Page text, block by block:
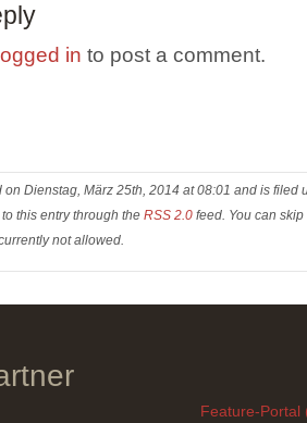
logged in to post a comment.
on Dienstag, März 25th, 2014 at 08:01 and is filed
this entry through the RSS 2.0 feed. You can
not allowed.
Feature-Portal